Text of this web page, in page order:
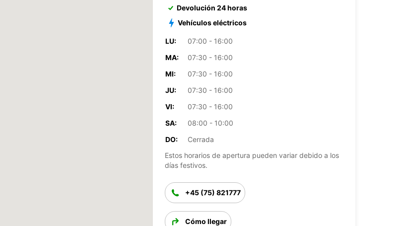
Devolución 24 horas
Vehículos eléctricos
LU:
07:00 - 16:00
MA:
07:30 - 16:00
MI:
07:30 - 16:00
JU:
07:30 - 16:00
VI:
07:30 - 16:00
SA:
08:00 - 10:00
DO:
Cerrada
Estos horarios de apertura pueden variar debido a los
días festivos.
+45 (75) 821777
Cómo llegar